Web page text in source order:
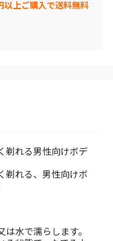
以上ご購入で送料無料
剃れる男性向けボデ
剃れる、男性向けボ
水で濡らします。